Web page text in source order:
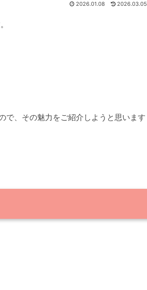
2026.01.08 2026.03.05
で、その魅力をご紹介しようと思います